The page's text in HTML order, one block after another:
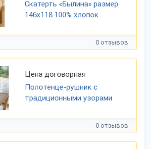
Скатерть «Былина» размер
146х118 100% хлопок
0 отзывов
Цена договорная
Полотенце-рушник с
традиционными узорами
0 отзывов